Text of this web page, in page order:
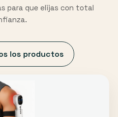
para que elijas con total
los productos